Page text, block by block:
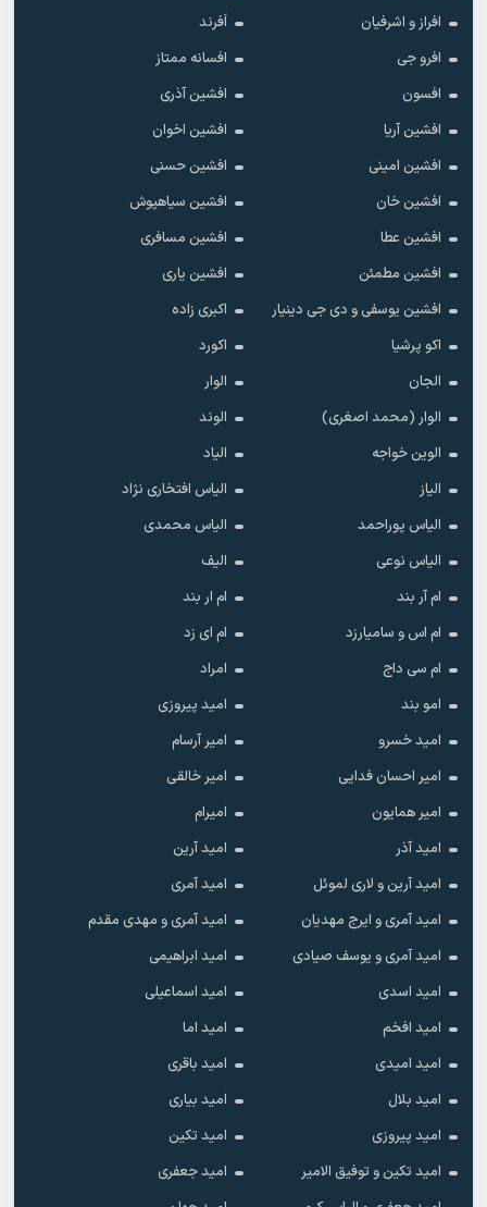
افراز و اشرفیان
اَفرند
افرو جی
افسانه ممتاز
افسون
افشین آذری
افشین آریا
افشین اخوان
افشین امینی
افشین حسنی
افشین خان
افشین سیاهپوش
افشین عطا
افشین مسافری
افشین مطمئن
افشین یاری
افشین یوسفی و دی جی دینیار
اکبری زاده
اکو پرشیا
اکورد
الجان
الوار
الوار (محمد اصغری)
الوند
الوین خواجه
الیاد
الیاز
الیاس افتخاری نژاد
الیاس پوراحمد
الیاس محمدی
الیاس نوعی
الیف
ام آر بند
ام ار بند
ام اس و سامیارزد
ام ای زد
ام سی داج
امراد
امو بند
امید پیروزی
امید خسرو
امیر آرسام
امیر احسان فدایی
امیر خالقى
امیر همایون
امیرام
امید آذر
امید آرین
امید آرین و لاری لموئل
امید آمری
امید آمری و ایرج مهدیان
امید آمری و مهدی مقدم
امید آمری و یوسف صیادی
امید ابراهیمی
امید اسدی
امید اسماعیلی
امید افخم
امید اما
امید امیدی
امید باقری
امید بلال
امید بیاری
امید پیروزی
امید تکین
امید تکین و توفیق الامیر
امید جعفری